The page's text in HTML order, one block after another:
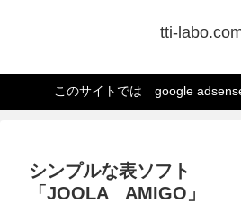
tti-
このサイトでは google
シンプルな表ソフト
「JOOLA AMIGO」